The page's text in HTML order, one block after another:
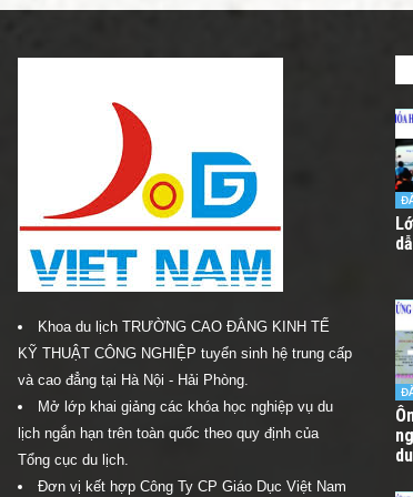
Khoa du lịch TRƯỜNG CAO ĐẲNG KINH TẾ
KỸ THUẬT CÔNG NGHIỆP tuyển sinh hệ trung cấp
và cao đẳng tại Hà Nội - Hải Phòng.
Mở lớp khai giảng các khóa học nghiệp vụ du
lịch ngắn hạn trên toàn quốc theo quy định của
Tổng cục du lịch.
Đơn vị kết hợp Công Ty CP Giáo Dục Việt Nam